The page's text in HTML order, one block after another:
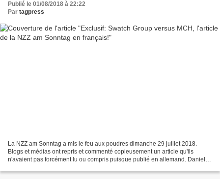
Publié le 01/08/2018 à 22:22
Par tagpress
La NZZ am Sonntag a mis le feu aux poudres dimanche 29 juillet 2018.
Blogs et médias ont repris et commenté copieusement un article qu'ils
n'avaient pas forcément lu ou compris puisque publié en allemand. Daniel